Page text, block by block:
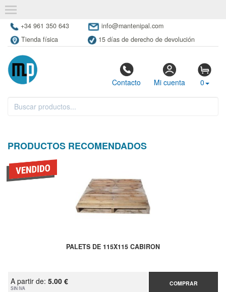
+34 961 350 643
info@mantenipal.com
Tienda física
15 días de derecho de devolución
Contacto Mi cuenta 0
PRODUCTOS RECOMENDADOS
PALETS DE 115X115 CABIRON
A partir de: 5.00 €
SIN IVA
COMPRAR